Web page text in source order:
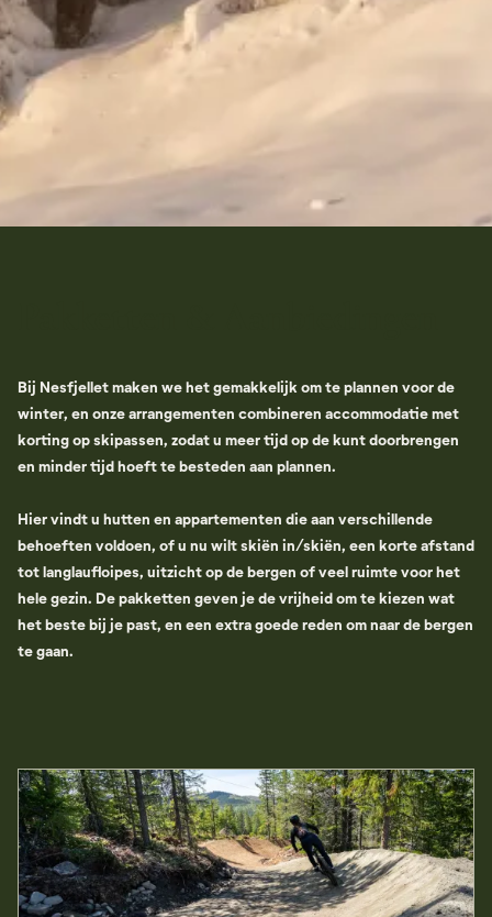
Bij Nesfjellet maken we het gemakkelijk om te plannen voor de
winter, en onze arrangementen combineren accommodatie met
korting op skipassen, zodat u meer tijd op de kunt doorbrengen
en minder tijd hoeft te besteden aan plannen.
Hier vindt u hutten en appartementen die aan verschillende
behoeften voldoen, of u nu wilt skiën in/skiën, een korte afstand
tot langlaufloipes, uitzicht op de bergen of veel ruimte voor het
hele gezin. De pakketten geven je de vrijheid om te kiezen wat
het beste bij je past, en een extra goede reden om naar de bergen
te gaan.